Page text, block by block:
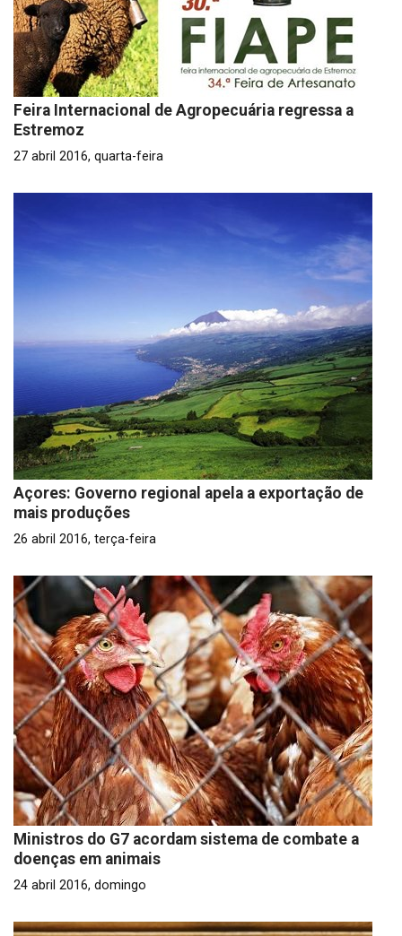
Feira Internacional de Agropecuária regressa a
Estremoz
27 abril 2016, quarta-feira
Açores: Governo regional apela a exportação de
mais produções
26 abril 2016, terça-feira
Ministros do G7 acordam sistema de combate a
doenças em animais
24 abril 2016, domingo